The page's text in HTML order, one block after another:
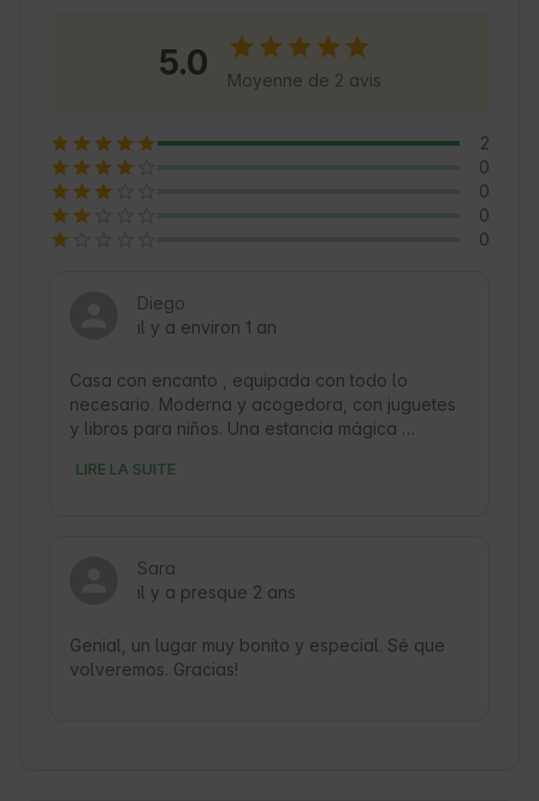
gastronomía típica de la región. Además, es un
punto de partida perfecto para explorar los
paisajes naturales y pueblos cercanos.
5.0 Moyenne de 2 avis
2
0
0
0
0
Diego
il y a environ 1 an
Casa con encanto , equipada con todo lo
necesario. Moderna y acogedora, con juguetes
y libros para niños. Una estancia mágica
LIRE LA SUITE
Sara
il y a presque 2 ans
Genial, un lugar muy bonito y especial. Sé que
volveremos. Gracias!